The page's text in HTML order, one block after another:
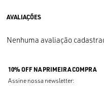
Nenhuma avaliação
10% OFF NA PRIMEIRA COMPRA
Assine nossa newsletter: